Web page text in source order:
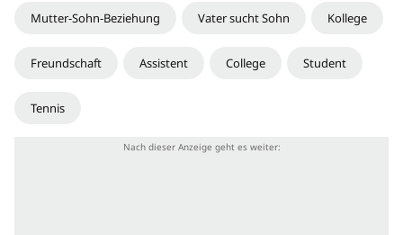
Mutter-Sohn-Beziehung Vater sucht Sohn Kollege
Freundschaft Assistent College Student
Tennis